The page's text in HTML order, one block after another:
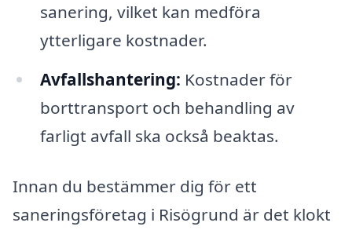
sanering, vilket kan medföra
ytterligare kostnader.
Avfallshantering: Kostnader för
borttransport och behandling av
farligt avfall ska också beaktas.
Innan du bestämmer dig för ett
saneringsföretag i Risögrund är det klokt